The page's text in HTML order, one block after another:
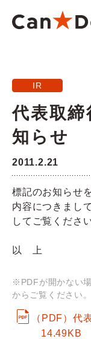
お知らせ
商品情報
公式通販
採用情報
Q&A
お問い
IR
代表取
知らせ
2011.2.21
標記のお知らせ
内容につきまし
してご覧ください
以 上
※PDFが開かない
からご覧ください。
（PDF）代
14.49KB